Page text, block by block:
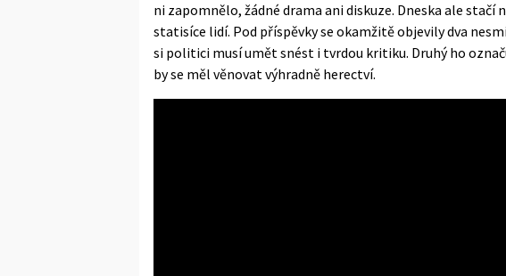
ni zapomnělo, žádné drama ani diskuze. Dneska ale stačí
statisíce lidí. Pod příspěvky se okamžitě objevily dva
si politici musí umět snést i tvrdou kritiku. Druhý ho
by se měl věnovat výhradně herectví.